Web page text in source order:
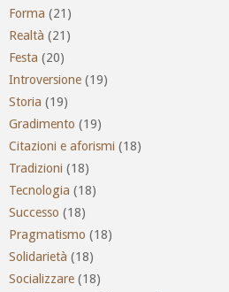
Forma (21)
Realtà (21)
Festa (20)
Introversione (19)
Storia (19)
Gradimento (19)
Citazioni e aforismi (18)
Tradizioni (18)
Tecnologia (18)
Successo (18)
Pragmatismo (18)
Solidarietà (18)
Socializzare (18)